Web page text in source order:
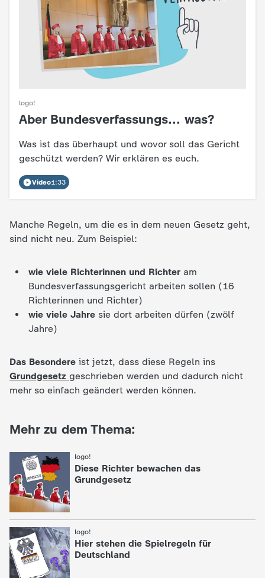
c
n
d
e
logo!
:
Aber Bundesverfassungs... was?
Was ist das überhaupt und wovor soll das Gericht
geschützt werden? Wir erklären es euch.
Video1:33
Manche Regeln, um die es in dem neuen Gesetz geht,
sind nicht neu. Zum Beispiel:
wie viele Richterinnen und Richter am
Bundesverfassungsgericht arbeiten sollen (16
Richterinnen und Richter)
wie viele Jahre sie dort arbeiten dürfen (zwölf
Jahre)
Das Besondere ist jetzt, dass diese Regeln ins
Grundgesetz geschrieben werden und dadurch nicht
mehr so einfach geändert werden können.
Mehr zu dem Thema:
logo!
Diese Richter bewachen das
Grundgesetz
logo!
:
Hier stehen die Spielregeln für
Deutschland